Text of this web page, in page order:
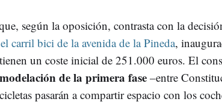
según la oposición, contrasta con la
carril bici de la avenida de la Pineda,
un coste inicial de 251.000 euros. El
de la primera fase –entre
pasarán a compartir espacio con los